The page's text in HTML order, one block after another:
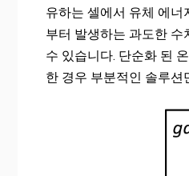
유하는 셀에서 유체 에너
부터 발생하는 과도한 수
수 있습니다. 단순화 된
한 경우 부분적인 솔루션